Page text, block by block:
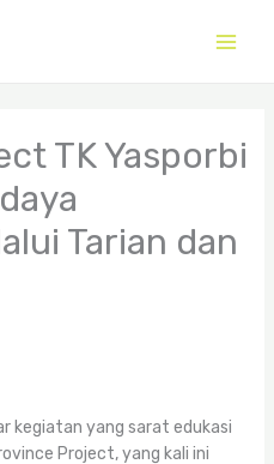
TK Yasporbi
Tarian dan
kegiatan yang sarat edukasi
Project, yang kali ini